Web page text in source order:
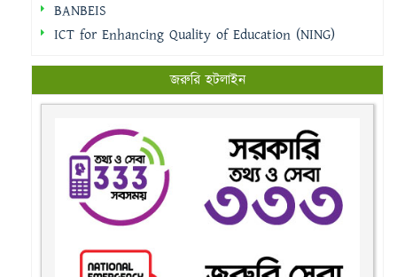
BANBEIS
ICT for Enhancing Quality of Education (NING)
জরুরি হটলাইন